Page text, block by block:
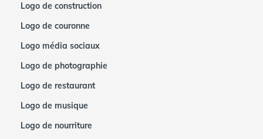
Logo de construction
Logo de couronne
Logo média sociaux
Logo de photographie
Logo de restaurant
Logo de musique
Logo de nourriture